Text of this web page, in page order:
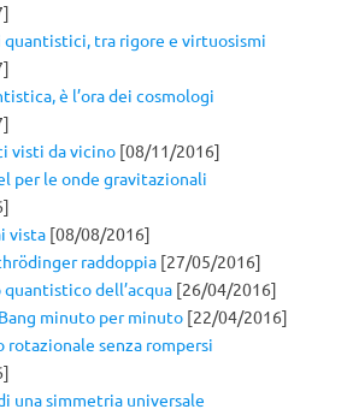
quantistici, tra rigore e virtuosismi
è l’ora dei cosmologi
visti da vicino [08/11/2016]
per le onde gravitazionali
vista [08/08/2016]
raddoppia [27/05/2016]
dell’acqua [26/04/2016]
minuto per minuto [22/04/2016]
rotazionale senza rompersi
una simmetria universale